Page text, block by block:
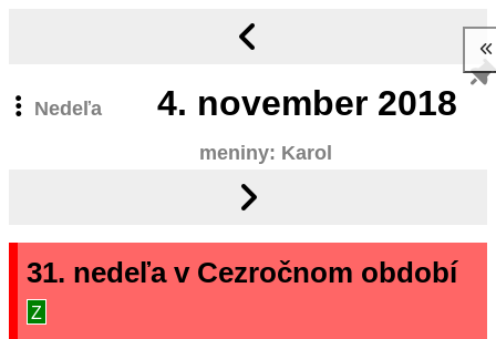
Nedeľa 4. november 2018
meniny: Karol
31. nedeľa v Cezročnom období
Z